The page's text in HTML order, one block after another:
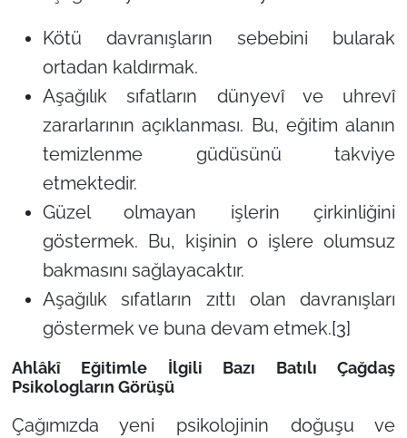
Kötü davranışların sebebini bularak
ortadan kaldırmak.
Aşağılık sıfatların dünyevî ve uhrevî
zararlarının açıklanması. Bu, eğitim alanın
temizlenme güdüsünü takviye
etmektedir.
Güzel olmayan işlerin çirkinliğini
göstermek. Bu, kişinin o işlere olumsuz
bakmasını sağlayacaktır.
Aşağılık sıfatların zıttı olan davranışları
göstermek ve buna devam etmek.[3]
Ahlâkî Eğitimle İlgili Bazı Batılı Çağdaş
Psikologların Görüşü
Çağımızda yeni psikolojinin doğuşu ve